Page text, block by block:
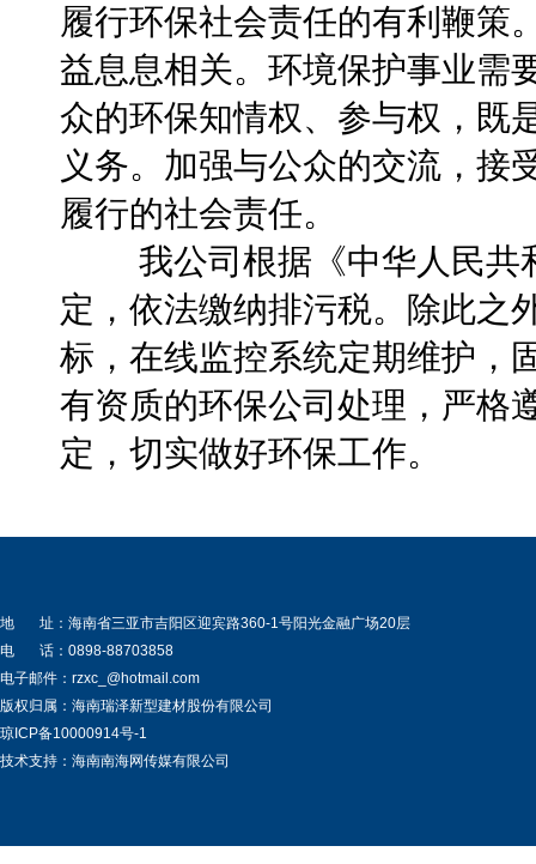
履行环保社会责任的有利鞭策
益息息相关。环境保护事业需
众的环保知情权、参与权，既
义务。加强与公众的交流，接
履行的社会责任。
我公司根据《中华人民共
定，依法缴纳排污税。除此之
标，在线监控系统定期维护，
有资质的环保公司处理，严格
定，切实做好环保工作。
地 址：海南省三亚市吉阳区迎宾路360-1号阳光金融广场20层
电 话：0898-88703858
电子邮件：rzxc_@hotmail.com
版权归属：海南瑞泽新型建材股份有限公司
琼ICP备10000914号-1
技术支持：海南南海网传媒有限公司